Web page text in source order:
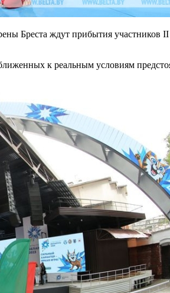
Бреста ждут прибытия
к реальным условиям